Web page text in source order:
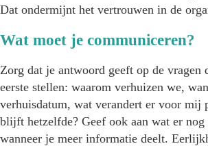
Dat ondermijnt het vertrouwen in de
Wat moet je communiceren?
Zorg dat je antwoord geeft op de vragen
eerste stellen: waarom verhuizen we,
verhuisdatum, wat verandert er voor mij
blijft hetzelfde? Geef ook aan wat er nog
wanneer je meer informatie deelt.